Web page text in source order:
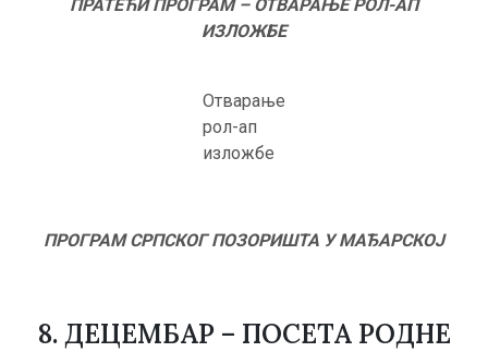
ПРАТЕЋИ ПРОГРАМ – ОТВАРАЊЕ РОЛ-АП
ИЗЛОЖБЕ
Отварање
рол-ап
изложбе
ПРОГРАМ СРПСКОГ ПОЗОРИШТА У МАЂАРСКОЈ
8. ДЕЦЕМБАР – ПОСЕТА РОДНЕ